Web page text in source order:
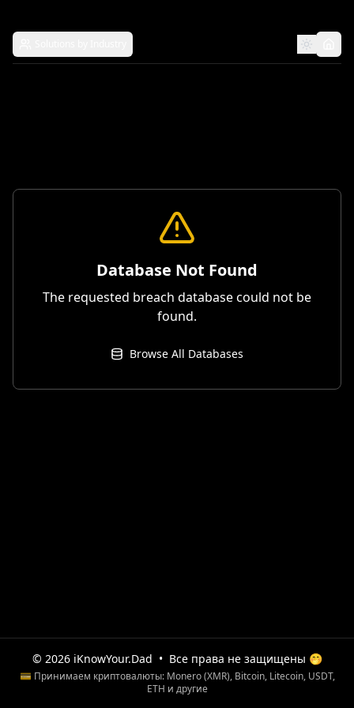
Database Not Found
The requested breach database could not be
found.
Browse All Databases
© 2026 iKnowYour.Dad • Все права не защищены 🤭
💳 Принимаем криптовалюты: Monero (XMR), Bitcoin, Litecoin, USDT,
ETH и другие